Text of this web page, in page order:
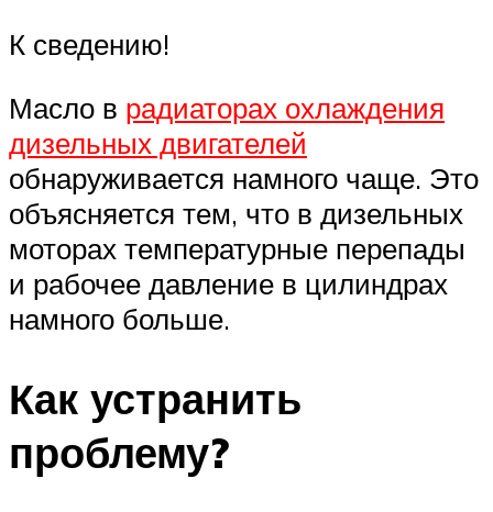
К сведению!
Масло в радиаторах охлаждения
дизельных двигателей
обнаруживается намного чаще. Это
объясняется тем, что в дизельных
моторах температурные перепады
и рабочее давление в цилиндрах
намного больше.
Как устранить
проблему?